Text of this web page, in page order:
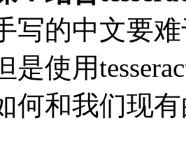
写的中文要
是使用
何和我们现